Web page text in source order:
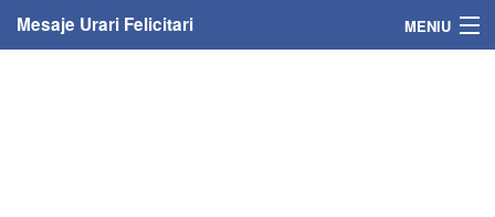
Mesaje Urari Felicitari MENIU